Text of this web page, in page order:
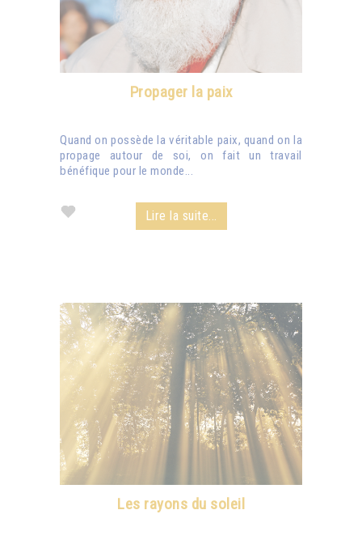
Propager la paix
Quand on possède la véritable paix, quand on la
propage autour de soi, on fait un travail
bénéfique pour le monde...
Lire la suite...
Les rayons du soleil